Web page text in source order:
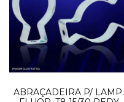
ABRAÇADEIRA P/ LAMP.